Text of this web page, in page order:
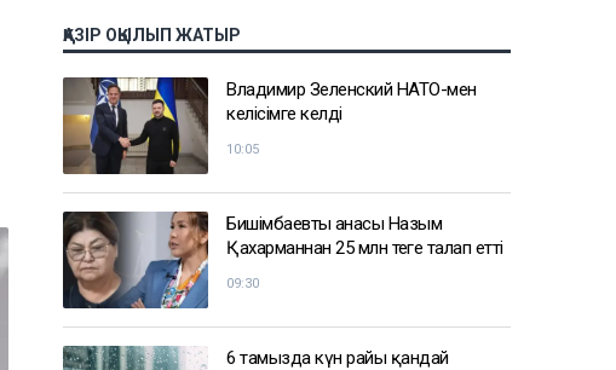
ҚАЗІР ОҚЫЛЫП ЖАТЫР
Владимир Зеленский НАТО-мен
келісімге келді
10:05
Бишімбаевтың анасы Назым
Қахарманнан 25 млн теңге талап етті
09:30
6 тамызда күн райы қандай